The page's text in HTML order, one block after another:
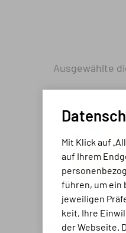
Ausgewählte
Mit Klick auf
auf Ihrem
führen, um ein
jeweiligen
keit, Ihre
der Webseite.